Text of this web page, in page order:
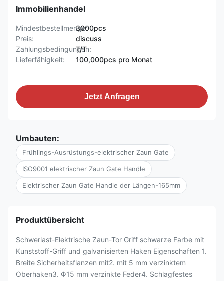
Immobilienhandel
Mindestbestellmenge:3000pcs
Preis:
discuss
Zahlungsbedingungen:
T/T
Lieferfähigkeit:
100,000pcs pro Monat
Jetzt Anfragen
Umbauten:
Frühlings-Ausrüstungs-elektrischer Zaun Gate
ISO9001 elektrischer Zaun Gate Handle
Elektrischer Zaun Gate Handle der Längen-165mm
Produktübersicht
Schwerlast-Elektrische Zaun-Tor Griff schwarze Farbe mit
Kunststoff-Griff und galvanisierten Haken Eigenschaften 1.
Breite Sicherheitsflanzen mit2. mit 5 mm verzinktem
Oberhaken3. Φ15 mm verzinkte Feder4. Schlagfestes